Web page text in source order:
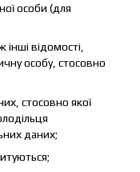
особи (для
інші відомості,
особу, стосовно
стосовно якої
даних;